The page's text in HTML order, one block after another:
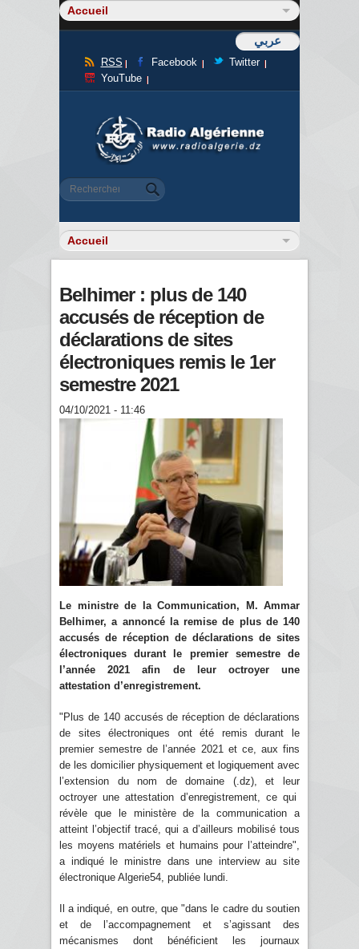
عربي
RSS Facebook
Twitter
YouTube
Formulaire de recherche
Rechercher
Belhimer : plus de 140
accusés de réception de
déclarations de sites
électroniques remis le 1er
semestre 2021
04/10/2021 - 11:46
Le ministre de la Communication, M. Ammar
Belhimer, a annoncé la remise de plus de 140
accusés de réception de déclarations de sites
électroniques durant le premier semestre de
l’année 2021 afin de leur octroyer une
attestation d’enregistrement.
"Plus de 140 accusés de réception de déclarations
de sites électroniques ont été remis durant le
premier semestre de l’année 2021 et ce, aux fins
de les domicilier physiquement et logiquement avec
l’extension du nom de domaine (.dz), et leur
octroyer une attestation d’enregistrement, ce qui
révèle que le ministère de la communication a
atteint l’objectif tracé, qui a d’ailleurs mobilisé tous
les moyens matériels et humains pour l’atteindre",
a indiqué le ministre dans une interview au site
électronique Algerie54, publiée lundi.
Il a indiqué, en outre, que "dans le cadre du soutien
et de l’accompagnement et s’agissant des
mécanismes dont bénéficient les journaux